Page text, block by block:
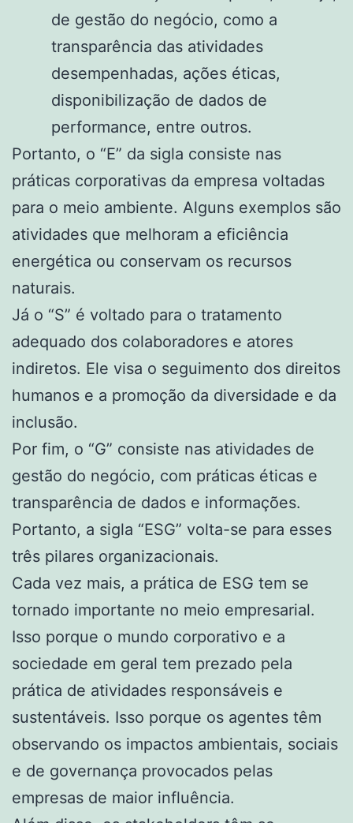
de gestão do negócio, como a
transparência das atividades
desempenhadas, ações éticas,
disponibilização de dados de
performance, entre outros.
Portanto, o “E” da sigla consiste nas
práticas corporativas da empresa voltadas
para o meio ambiente. Alguns exemplos são
atividades que melhoram a eficiência
energética ou conservam os recursos
naturais.
Já o “S” é voltado para o tratamento
adequado dos colaboradores e atores
indiretos. Ele visa o seguimento dos direitos
humanos e a promoção da diversidade e da
inclusão.
Por fim, o “G” consiste nas atividades de
gestão do negócio, com práticas éticas e
transparência de dados e informações.
Portanto, a sigla “ESG” volta-se para esses
três pilares organizacionais.
Cada vez mais, a prática de ESG tem se
tornado importante no meio empresarial.
Isso porque o mundo corporativo e a
sociedade em geral tem prezado pela
prática de atividades responsáveis e
sustentáveis. Isso porque os agentes têm
observando os impactos ambientais, sociais
e de governança provocados pelas
empresas de maior influência.